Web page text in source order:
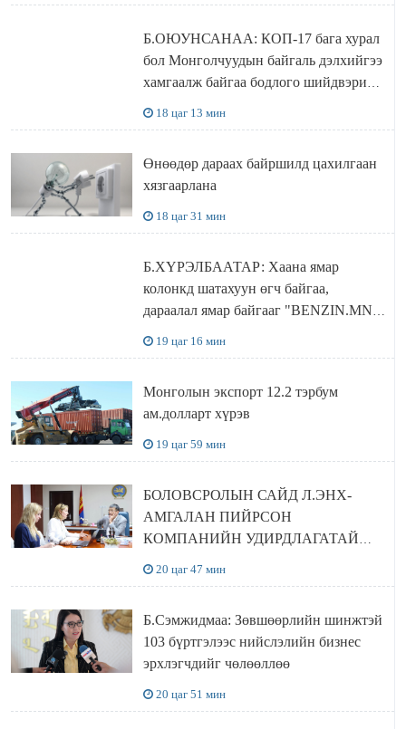
Б.ОЮУНСАНАА: КОП-17 бага хурал
бол Монголчуудын байгаль дэлхийгээ
хамгаалж байгаа бодлого шийдвэрийг
18 цаг 13 мин
Өнөөдөр дараах байршилд цахилгаан
хязгаарлана
18 цаг 31 мин
Б.ХҮРЭЛБААТАР: Хаана ямар
колонкд шатахуун өгч байгаа,
дараалал ямар байгааг "BENZIN.MN”
19 цаг 16 мин
Монголын экспорт 12.2 тэрбум
ам.долларт хүрэв
19 цаг 59 мин
БОЛОВСРОЛЫН САЙД Л.ЭНХ-
АМГАЛАН ПИЙРСОН
КОМПАНИЙН УДИРДЛАГАТАЙ
20 цаг 47 мин
Б.Сэмжидмаа: Зөвшөөрлийн шинжтэй
103 бүртгэлээс нийслэлийн бизнес
эрхлэгчдийг чөлөөллөө
20 цаг 51 мин